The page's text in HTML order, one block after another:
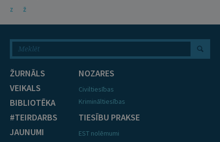
Z
Ž
ŽURNĀLS
VEIKALS
BIBLIOTĒKA
#TEIRDARBS
JAUNUMI
NOZARES
Civiltiesības
Krimināltiesības
TIESĪBU PRAKSE
EST nolēmumi